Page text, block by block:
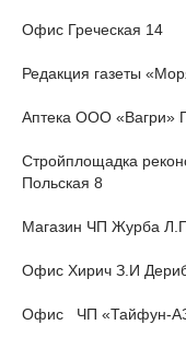
Офис Греческая 14
Редакция газеты
Аптека ООО «Вагри»
Стройплощадка
Польская 8
Магазин ЧП Журба
Офис Хирич З.И
Офис ЧП «Тайфун-